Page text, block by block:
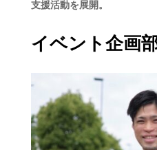
支援活動を展開。
イベント企画